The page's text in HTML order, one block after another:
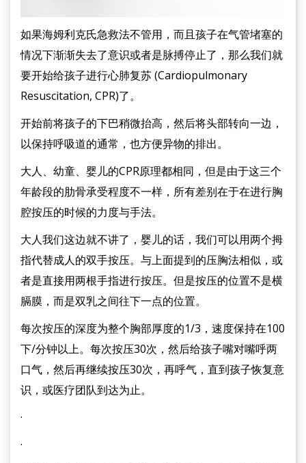
如果海姆利克氏急救法不管用，而且孩子在气管堵塞的
情况下渐渐失去了意识或者是脉搏停止了，那么我们就
要开始给孩子进行心肺复苏 (Cardiopulmonary
Resuscitation, CPR)了。
开始前将孩子的下巴稍微抬高，然后将头部转向一边，
以保持呼吸道的通常，也方便异物的排出。
大人、幼童、婴儿的CPR原理都相同，但是由于这三个
年龄段的肋骨承受程度不一样，所有差别在于在进行胸
腔按压的时候的力度与手法。
大人我们这边就不讲了，婴儿的话，我们可以用两个拇
指代替成人的双手按压。与上面提到的压胸法相似，或
者是直接用两根手指进行按压。但是按压的位置不是横
膈膜，而是双乳之间往下一点的位置。
每次按压的深度为整个胸部厚度的1/3，速度保持在100
下/分钟以上。每次按压30次，然后给孩子嘴对嘴呼两
口气，然后再继续按压30次，再呼气，直到孩子恢复意
识，或医疗团队到达为止。
·
·